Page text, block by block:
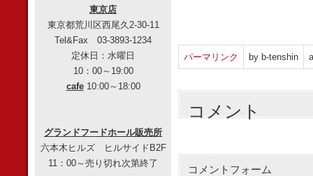
パーマリンク by b-tenshin
コメント
コメントフォーム
東京店
東京都荒川区西尾久2-30-11
Tel&Fax 03-3893-1234
定休日：水曜日
10：00～19:00
cafe10:00～18:00
グランドフードホール販売所
六本木ヒルズ ヒルサイドB2F
11：00～売り切れ次第終了